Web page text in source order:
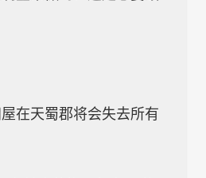
在天蜀郡将会失去所有